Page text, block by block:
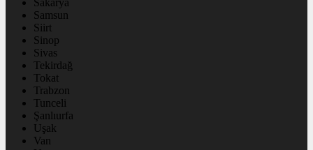
Sakarya
Samsun
Siirt
Sinop
Sivas
Tekirdağ
Tokat
Trabzon
Tunceli
Şanlıurfa
Uşak
Van